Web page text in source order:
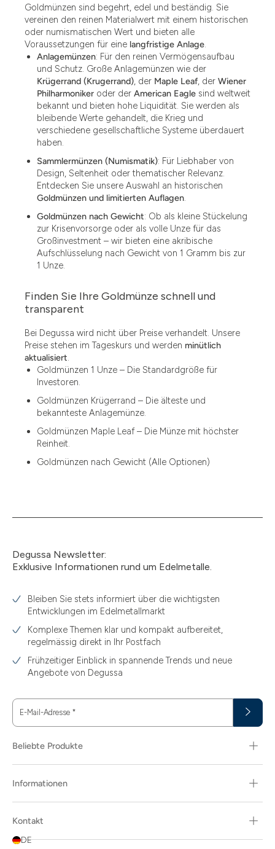
1.49
1.87
12.15
13.77
15.55
15.60
3.05
3.11
3.12
3.44
3.58
3.66
30
Goldmünzen sind begehrt, edel und beständig. Sie
vereinen den reinen Materialwert mit einem historischen
oder numismatischen Wert und bieten alle
Voraussetzungen für eine langfristige Anlage.
Anlagemünzen: Für den reinen Vermögensaufbau
und Schutz. Große Anlagemünzen wie der
Krügerrand (Krugerrand), der Maple Leaf, der Wiener
Philharmoniker oder der American Eagle sind weltweit
bekannt und bieten hohe Liquidität. Sie werden als
bleibende Werte gehandelt, die Krieg und
verschiedene gesellschaftliche Systeme überdauert
haben.
Sammlermünzen (Numismatik): Für Liebhaber von
Design, Seltenheit oder thematischer Relevanz.
Entdecken Sie unsere Auswahl an historischen
Goldmünzen und limitierten Auflagen.
Goldmünzen nach Gewicht: Ob als kleine Stückelung
zur Krisenvorsorge oder als volle Unze für das
Großinvestment – wir bieten eine akribische
Aufschlüsselung nach Gewicht von 1 Gramm bis zur
1 Unze.
Finden Sie Ihre Goldmünze schnell und
transparent
Bei Degussa wird nicht über Preise verhandelt. Unsere
Preise stehen im Tageskurs und werden minütlich
aktualisiert.
Goldmünzen 1 Unze – Die Standardgröße für
Investoren.
Goldmünzen Krügerrand – Die älteste und
bekannteste Anlagemünze.
Goldmünzen Maple Leaf – Die Münze mit höchster
Reinheit.
Goldmünzen nach Gewicht (Alle Optionen)
Degussa Newsletter:
Exklusive Informationen rund um Edelmetalle.
Bleiben Sie stets informiert über die wichtigsten
Entwicklungen im Edelmetallmarkt
Komplexe Themen klar und kompakt aufbereitet,
regelmässig direkt in Ihr Postfach
Frühzeitiger Einblick in spannende Trends und neue
Angebote von Degussa
E-Mail-Adresse *
Beliebte Produkte
Informationen
Kontakt
DE